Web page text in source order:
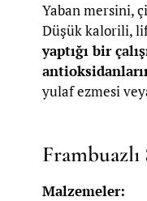
Yaban mersini,
Düşük kalorili,
yaptığı bir
yulaf ezmesi
Malzemeler: